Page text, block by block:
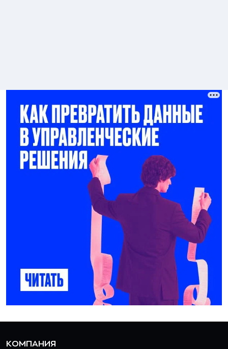
КОМПАНИЯ